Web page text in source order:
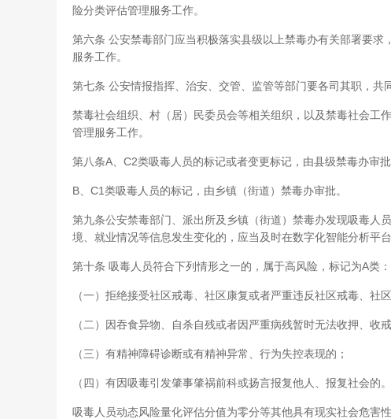
险分类评估管理服务工作。
第六条 公安禁毒部门应当积极落实县级以上禁毒办有关部署要
服务工作。
第七条 公安情报指挥、治安、交管、监管等部门要各司其职，共
禁毒社会组织、村（居）民委员会等相关组织，以及禁毒社会工
管理服务工作。
第八条A、C2类吸毒人员的标记或者变更标记，由县级禁毒办审批
B、C1类吸毒人员的标记，由乡镇（街道）禁毒办审批。
第九条公安禁毒部门、派出所及乡镇（街道）禁毒办发现吸毒人
境、就业情况等信息发生变化的，应当及时在数字化智能分析平台
第十条 吸毒人员符合下列情形之一的，属于高风险，标记为A类：
（一）拒绝接受社区戒毒、社区康复或者严重违反社区戒毒、社
（二）因吞食异物、自杀自残或者因严重病残暂时无法收押、收戒
（三）有精神障碍诊断或有精神异常、行为失控表现的；
（四）有因吸毒引发肇事肇祸前科或扬言报复他人、报复社会的。
吸毒人员动态风险量化评估分值为零分等其他具有现实社会危害